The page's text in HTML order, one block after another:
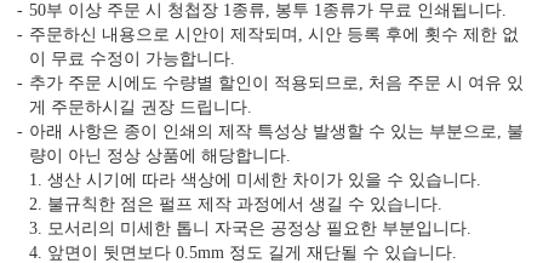
자세히 보기
<1/7>
50부 이상 주문 시 청첩장 1종류, 봉투 1종류가 무료 인쇄됩니다.
주문하신 내용으로 시안이 제작되며, 시안 등록 후에 횟수 제한 없
이 무료 수정이 가능합니다.
추가 주문 시에도 수량별 할인이 적용되므로, 처음 주문 시 여유 있
게 주문하시길 권장 드립니다.
아래 사항은 종이 인쇄의 제작 특성상 발생할 수 있는 부분으로, 불
량이 아닌 정상 상품에 해당합니다.
1. 생산 시기에 따라 색상에 미세한 차이가 있을 수 있습니다.
2. 불규칙한 점은 펄프 제작 과정에서 생길 수 있습니다.
3. 모서리의 미세한 톱니 자국은 공정상 필요한 부분입니다.
4. 앞면이 뒷면보다 0.5mm 정도 길게 재단될 수 있습니다.